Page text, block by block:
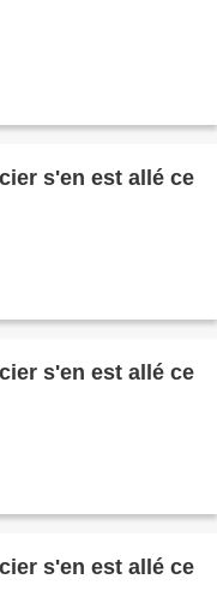
s'en est allé ce
s'en est allé ce
s'en est allé ce